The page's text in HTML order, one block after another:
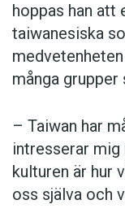
hoppas han att
taiwanesiska
många grupper
– Taiwan har
intresserar
kulturen är hur
oss själva och